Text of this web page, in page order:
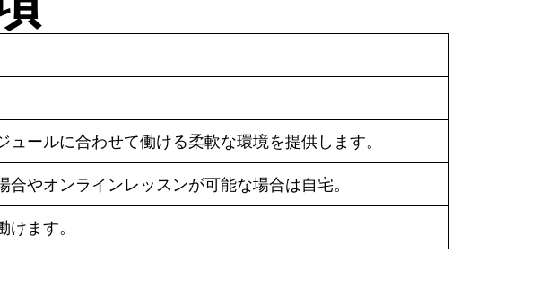
ールに合わせて働ける柔軟な環境を提供します。
やオンラインレッスンが可能な場合は自宅。
ます。